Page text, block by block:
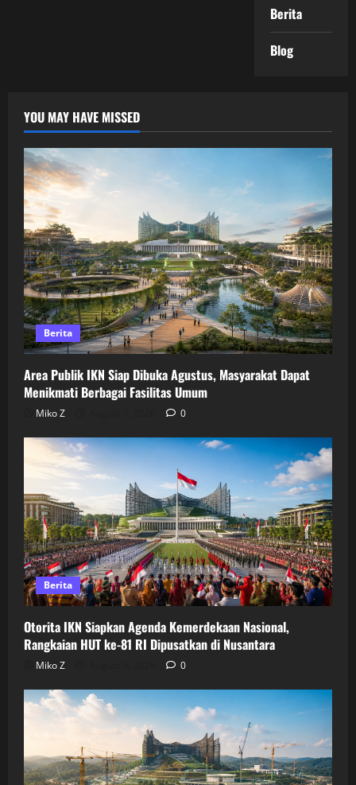
Berita
Blog
YOU MAY HAVE MISSED
Berita
Area Publik IKN Siap Dibuka Agustus, Masyarakat Dapat
Menikmati Berbagai Fasilitas Umum
Miko Z 0
Berita
Otorita IKN Siapkan Agenda Kemerdekaan Nasional,
Rangkaian HUT ke-81 RI Dipusatkan di Nusantara
Miko Z 0